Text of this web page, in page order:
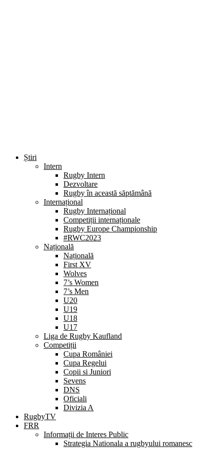
Știri
Intern
Rugby Intern
Dezvoltare
Rugby în această săptămână
Internațional
Rugby Internațional
Competiții internaționale
Rugby Europe Championship
#RWC2023
Națională
Națională
First XV
Wolves
7’s Women
7’s Men
U20
U19
U18
U17
Liga de Rugby Kaufland
Competiții
Cupa României
Cupa Regelui
Copii si Juniori
Sevens
DNS
Oficiali
Divizia A
RugbyTV
FRR
Informații de Interes Public
Strategia Nationala a rugbyului romanesc